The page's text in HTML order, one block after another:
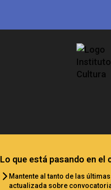
Lo que está pasando en el
Mantente al tanto de las
actualizada sobre